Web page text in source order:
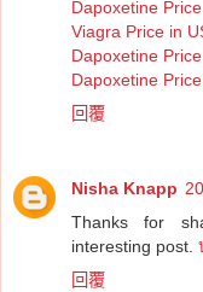
Dapoxetine
Viagra Price in
Dapoxetine
Dapoxetine
回覆
Nisha Knapp
Thanks for
interesting post.
回覆